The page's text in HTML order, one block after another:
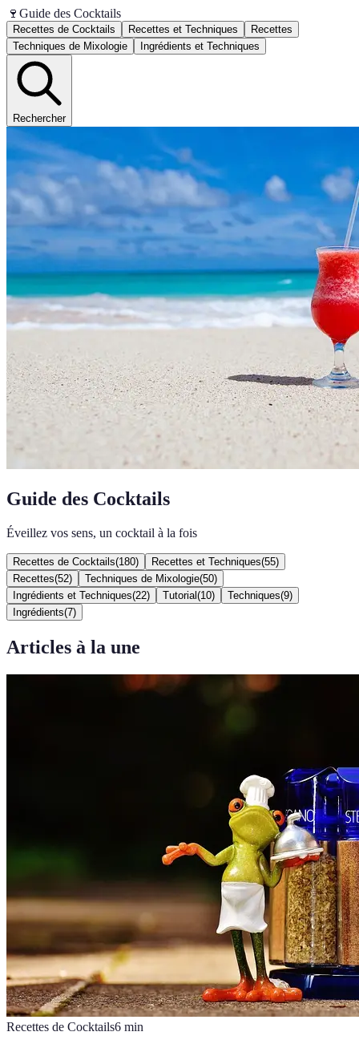
🍷 Guide des Cocktails
Recettes de Cocktails Recettes et Techniques
Recettes
Techniques de Mixologie
Ingrédients et Techniques
Rechercher
Guide des Cocktails
Éveillez vos sens, un cocktail à la fois
Recettes de Cocktails(180) Recettes et Techniques(55)
Recettes(52) Techniques de Mixologie(50)
Ingrédients et Techniques(22) Tutorial (10) Techniques(9)
Ingrédients(7)
Articles à la une
Recettes de Cocktails6 min